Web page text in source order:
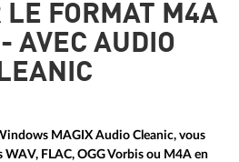
LE FORMAT M4A
AVEC AUDIO
MAGIX Audio Cleanic, vous
FLAC, OGG Vorbis ou M4A en